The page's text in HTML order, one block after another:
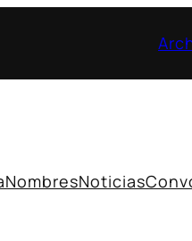
NombresNoticias